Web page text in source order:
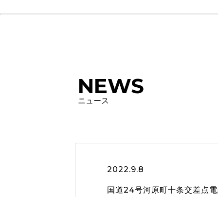
NEWS
ニュース
2022.9.8
国道24号河原町十条交差点